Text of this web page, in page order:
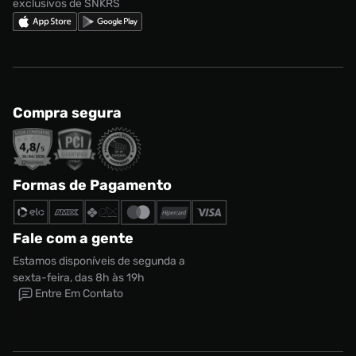
exclusivos de SNKRS
Compra segura
Formas de Pagamento
Fale com a gente
Estamos disponíveis de segunda a
sexta-feira, das 8h às 19h
Entre Em Contato